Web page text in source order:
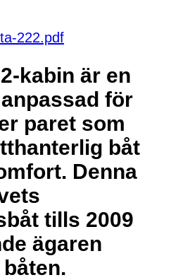
222.pdf
kabin är en
för
paret som
båt
Denna
tills 2009
ägaren